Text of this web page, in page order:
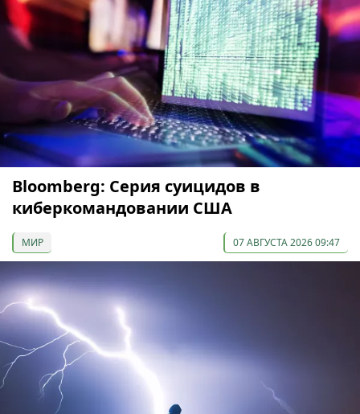
Bloomberg: Серия суицидов в
киберкомандовании США
МИР 07 АВГУСТА 2026 09:47